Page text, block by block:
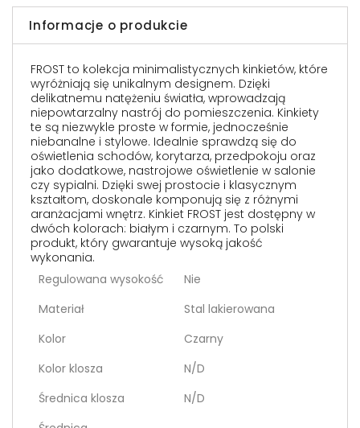
Informacje o produkcie
FROST to kolekcja minimalistycznych kinkietów, które
wyróżniają się unikalnym designem. Dzięki
delikatnemu natężeniu światła, wprowadzają
niepowtarzalny nastrój do pomieszczenia. Kinkiety
te są niezwykle proste w formie, jednocześnie
niebanalne i stylowe. Idealnie sprawdzą się do
oświetlenia schodów, korytarza, przedpokoju oraz
jako dodatkowe, nastrojowe oświetlenie w salonie
czy sypialni. Dzięki swej prostocie i klasycznym
kształtom, doskonale komponują się z różnymi
aranżacjami wnętrz. Kinkiet FROST jest dostępny w
dwóch kolorach: białym i czarnym. To polski
produkt, który gwarantuje wysoką jakość
wykonania.
Regulowana wysokość
Nie
Materiał
Stal lakierowana
Kolor
Czarny
Kolor klosza
N/D
Średnica klosza
N/D